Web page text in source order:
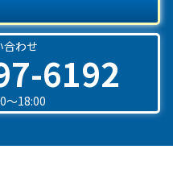
合わせ
6192
〜18:00